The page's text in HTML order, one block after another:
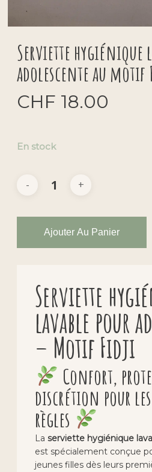
Serviette hygiénique
adolescente au motif
CHF 18.00
En stock
Ajouter Au Panier
Serviette
lavable pour
– Motif Fidji
Confort,
discrétion pour
règles
Laserviette hygiénique
est spécialement conçue
jeunes filles dès leurs